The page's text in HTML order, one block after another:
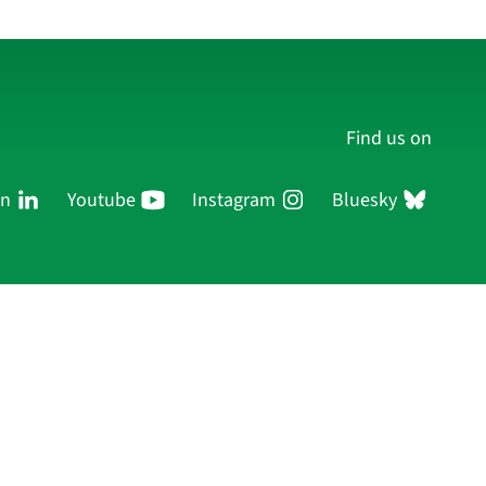
Find us on
Youtube Instagram Bluesky